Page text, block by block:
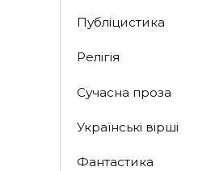
Публіцистика
Релігія
Сучасна проза
Українські вірші
Фантастика